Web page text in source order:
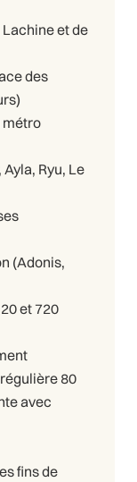
et de
des
métro
Ryu, Le
(Adonis,
et 720
80
avec
fins de